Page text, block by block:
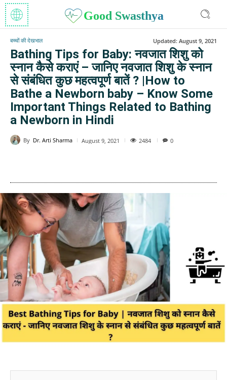
Good Swasthya
बच्चों की देखभाल Updated: August 9, 2021
Bathing Tips for Baby: नवजात शिशु को
स्नान कैसे कराएं – जानिए नवजात शिशु के स्नान
से संबंधित कुछ महत्वपूर्ण बातें ? |How to
Bathe a Newborn baby – Know Some
Important Things Related to Bathing
a Newborn in Hindi
By Dr. Arti Sharma August 9, 2021 2484 0